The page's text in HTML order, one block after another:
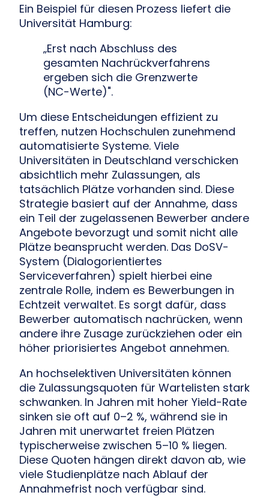
Ein Beispiel für diesen Prozess liefert die
Universität Hamburg:
„Erst nach Abschluss des
gesamten Nachrückverfahrens
ergeben sich die Grenzwerte
(NC-Werte)".
Um diese Entscheidungen effizient zu
treffen, nutzen Hochschulen zunehmend
automatisierte Systeme. Viele
Universitäten in Deutschland verschicken
absichtlich mehr Zulassungen, als
tatsächlich Plätze vorhanden sind. Diese
Strategie basiert auf der Annahme, dass
ein Teil der zugelassenen Bewerber andere
Angebote bevorzugt und somit nicht alle
Plätze beansprucht werden. Das DoSV-
System (Dialogorientiertes
Serviceverfahren) spielt hierbei eine
zentrale Rolle, indem es Bewerbungen in
Echtzeit verwaltet. Es sorgt dafür, dass
Bewerber automatisch nachrücken, wenn
andere ihre Zusage zurückziehen oder ein
höher priorisiertes Angebot annehmen.
An hochselektiven Universitäten können
die Zulassungsquoten für Wartelisten stark
schwanken. In Jahren mit hoher Yield-Rate
sinken sie oft auf 0–2 %, während sie in
Jahren mit unerwartet freien Plätzen
typischerweise zwischen 5–10 % liegen.
Diese Quoten hängen direkt davon ab, wie
viele Studienplätze nach Ablauf der
Annahmefrist noch verfügbar sind.